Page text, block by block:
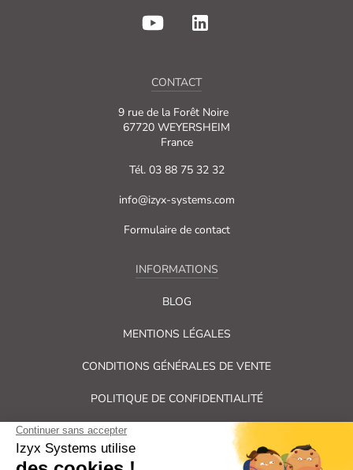
CONTACT
9 rue de la Forêt Noire
67720 WEYERSHEIM
France
Tél. 03 88 75 32 32
info@izyx-systems.com
Formulaire de contact
INFORMATIONS
BLOG
MENTIONS LÉGALES
CONDITIONS GÉNÉRALES DE VENTE
POLITIQUE DE CONFIDENTIALITÉ